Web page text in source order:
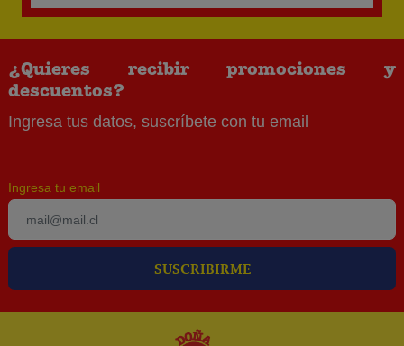
¿Quieres recibir promociones y
descuentos?
Ingresa tus datos, suscríbete con tu email
Ingresa tu email
SUSCRIBIRME